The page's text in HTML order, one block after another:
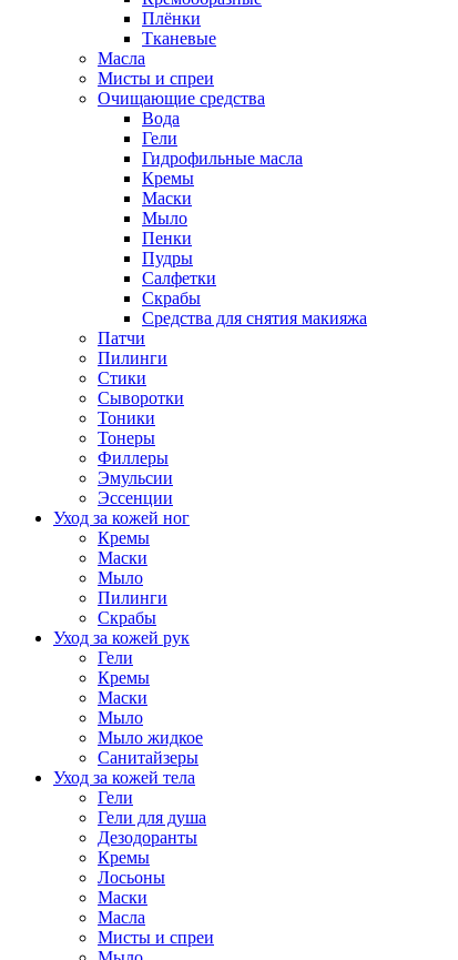
Плёнки
Тканевые
Масла
Мисты и спреи
Очищающие средства
Вода
Гели
Гидрофильные масла
Кремы
Маски
Мыло
Пенки
Пудры
Салфетки
Скрабы
Средства для снятия макияжа
Патчи
Пилинги
Стики
Сыворотки
Тоники
Тонеры
Филлеры
Эмульсии
Эссенции
Уход за кожей ног
Кремы
Маски
Мыло
Пилинги
Скрабы
Уход за кожей рук
Гели
Кремы
Маски
Мыло
Мыло жидкое
Санитайзеры
Уход за кожей тела
Гели
Гели для душа
Дезодоранты
Кремы
Лосьоны
Маски
Масла
Мисты и спреи